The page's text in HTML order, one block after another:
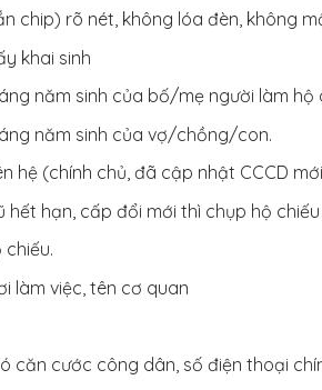
chip) rõ nét, không lóa đèn, không
khai sinh
năm sinh của bố/mẹ người làm hộ
năm sinh của vợ/chồng/con.
hệ (chính chủ, đã cập nhật CCCD
hết hạn, cấp đổi mới thì chụp hộ
làm việc, tên cơ quan
căn cước công dân, số điện thoại